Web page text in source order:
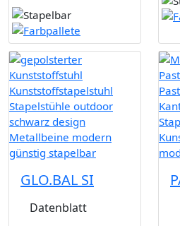
GLO.BAL SI
Datenblatt